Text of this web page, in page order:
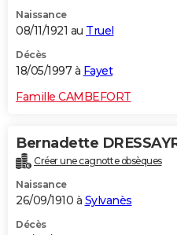
Naissance
08/11/1921 au Truel
Décès
18/05/1997 à Fayet
Famille CAMBEFORT
Bernadette
Créer une cagnotte obsèques
Naissance
26/09/1910 à Sylvanès
Décès